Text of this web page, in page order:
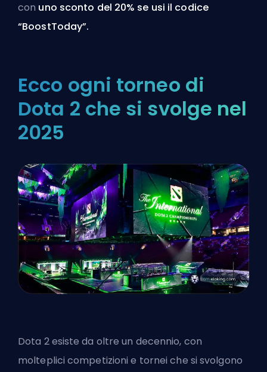
con uno sconto del 20% se usi il codice
“BoostToday”.
Ecco ogni torneo di
Dota 2 che si svolge nel
2025
Dota 2 esiste da oltre un decennio, con
molteplici competizioni e tornei che si svolgono